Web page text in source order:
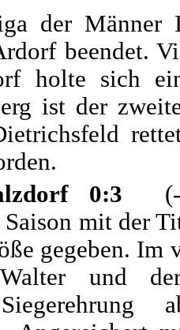
der
beendet.
holte sich
ist der
0:3
mit der
gegeben. Im
und